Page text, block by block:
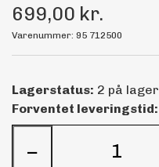
699,00 kr.
Varenummer: 95 712500
Lagerstatus: 2 på lager
Forventet leveringstid:
−